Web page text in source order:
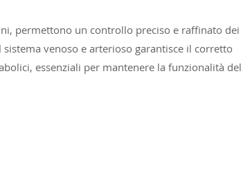
permettono un controllo preciso e raffinato dei
venoso e arterioso garantisce il corretto
essenziali per mantenere la funzionalità del